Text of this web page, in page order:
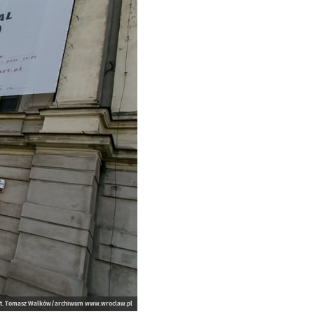
Tomasz Walków/archiwum www.wroclaw.pl